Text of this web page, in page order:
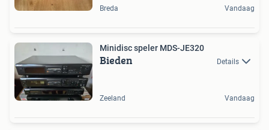
Breda Vandaag
Minidisc speler MDS-JE320
Bieden Details
Zeeland Vandaag